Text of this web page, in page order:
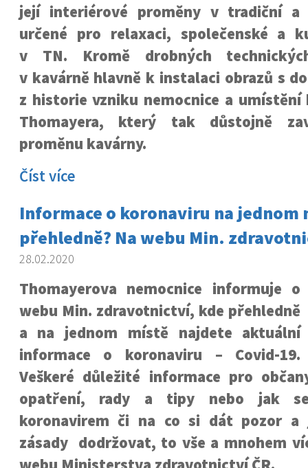
její interiérové proměny v tradiční a
určené pro relaxaci, společenské a
v TN. Kromě drobných
v kavárně hlavně k instalaci obrazů s
z historie vzniku nemocnice a
Thomayera, který tak důstojně
proměnu kavárny.
Číst více
Informace o koronaviru na jednom
přehledně? Na webu Min.
28.02.2020
Thomayerova nemocnice informuje o
webu Min. zdravotnictví, kde přehledně
a na jednom místě najdete aktuální
informace o koronaviru – Covid-19.
Veškeré důležité informace pro
opatření, rady a tipy nebo jak
koronavirem či na co si dát pozor a
zásady dodržovat, to vše a mnohem